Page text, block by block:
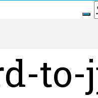
to-